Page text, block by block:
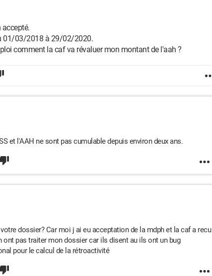
accepté.
01/03/2018 à 29/02/2020.
comment la caf va révaluer mon montant de l'aah ?
et l'AAH ne sont pas cumulable depuis environ deux ans.
dossier? Car moi j ai eu acceptation de la mdph et la caf a recu
ont pas traiter mon dossier car ils disent au ils ont un bug
pour le calcul de la rétroactivité